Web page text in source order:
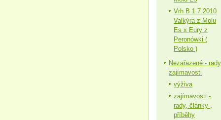
Vrh B 1.7.2010
Valkýra z Molu
Es x Eury z
Peronówki (
Polsko )
Nezařazené -
zajímavosti
výživa
zajímavosti -
rady, články ,
příběhy